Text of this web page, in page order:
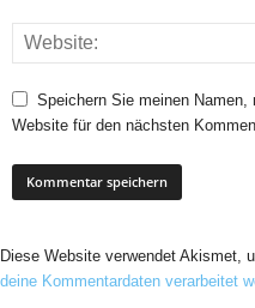
Speichern Sie meinen
Website für den nächsten
Diese Website verwendet Akismet,
deine Kommentardaten verarbeitet